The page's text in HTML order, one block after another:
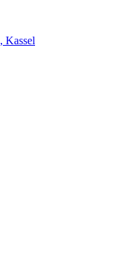
Kassel